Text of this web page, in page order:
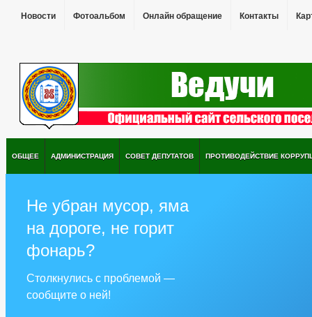
Новости Фотоальбом Онлайн обращение Контакты
ОБЩЕЕ АДМИНИСТРАЦИЯ СОВЕТ ДЕПУТАТОВ ПРОТИВОДЕЙСТВИЕ
Не убран мусор, яма
на дороге, не горит
фонарь?
Столкнулись с проблемой —
сообщите о ней!